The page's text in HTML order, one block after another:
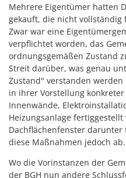
Mehrere Eigentümer hatten
gekauft, die nicht
Zwar war eine
verpflichtet worden, das
ordnungsgemäßen Zustand
Streit darüber, was genau
Zustand" verstanden
in ihrer Vorstellung
Innenwände,
Heizungsanlage
Dachflächenfenster
diese Maßnahmen jedoch ab.
Wo die Vorinstanzen der
der BGH nun andere